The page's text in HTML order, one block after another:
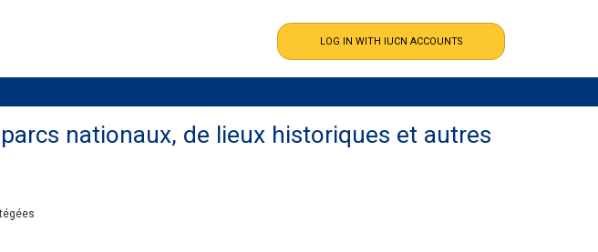
nationaux, de lieux historiques et autres